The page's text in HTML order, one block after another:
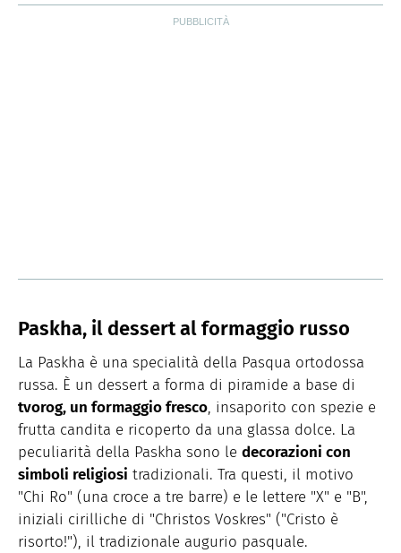
Paskha, il dessert al formaggio russo
La Paskha è una specialità della Pasqua ortodossa
russa. È un dessert a forma di piramide a base di
tvorog, un formaggio fresco, insaporito con spezie e
frutta candita e ricoperto da una glassa dolce. La
peculiarità della Paskha sono le decorazioni con
simboli religiosi tradizionali. Tra questi, il motivo
"Chi Ro" (una croce a tre barre) e le lettere "X" e "B",
iniziali cirilliche di "Christos Voskres" ("Cristo è
risorto!"), il tradizionale augurio pasquale.